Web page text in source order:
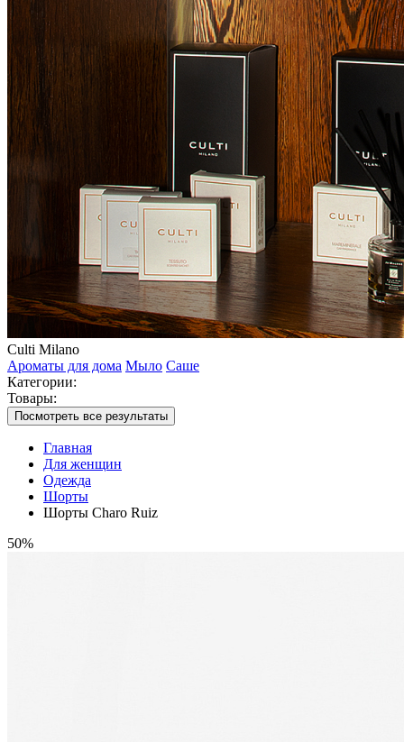
Culti Milano
Ароматы для дома Мыло Саше
Категории:
Товары:
Посмотреть все результаты
Главная
Для женщин
Одежда
Шорты
Шорты Charo Ruiz
50%